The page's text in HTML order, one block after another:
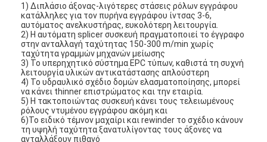
Γύρος εργοστασίων
Ποιοτικός έλεγχος
Μας ελάτε σε επαφή με
Νέα
1) Διπλάσιο άξονας-λιγότερες στάσεις ρόλων εγγράφου
κατάλληλες για τον πυρήνα εγγράφου ίντσας 3-6,
αυτόματος ανελκυστήρας, ευκολότερη λειτουργία.
2) Η αυτόματη splicer συσκευή πραγματοποιεί το έγγραφο
στην ανταλλαγή ταχύτητας 150-300 m/min χωρίς
ταχύτητα γραμμών μηχανών μείωσης
3) Το υπερηχητικό σύστημα EPC τύπων, καθιστά τη συχνή
λειτουργία υλικών αντικατάστασης απλούστερη
4) Το υδραυλικό σχέδιο δομών ελασματοποίησης, μπορεί
να κάνει thinner επιστρώματος και την εταιρία.
5) Η τακτοποιώντας συσκευή κάνει τους τελειωμένους
ρόλους ντυμένου εγγράφου ακόμη και
6)Το ειδικό τέμνον μαχαίρι και rewinder το σχέδιο κάνουν
τη υψηλή ταχύτητα ξανατυλίγοντας τους άξονες να
ανταλλάξουν πιθανό